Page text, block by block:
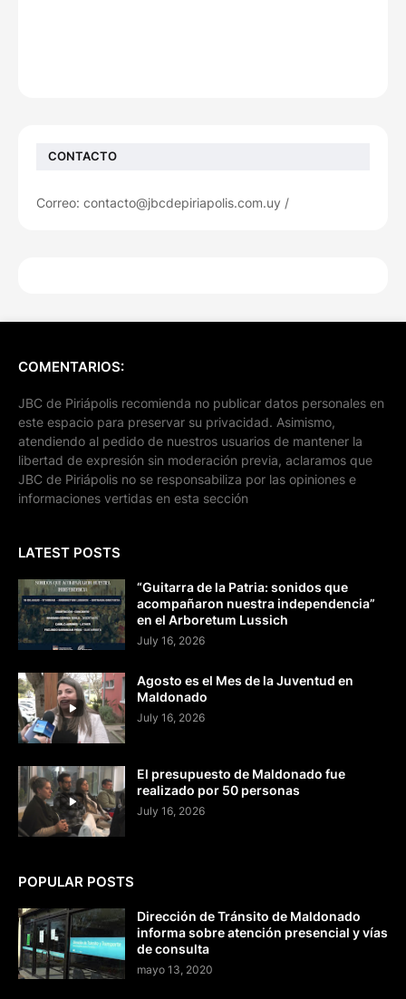
CONTACTO
Correo: contacto@jbcdepiriapolis.com.uy /
COMENTARIOS:
JBC de Piriápolis recomienda no publicar datos personales en
este espacio para preservar su privacidad. Asimismo,
atendiendo al pedido de nuestros usuarios de mantener la
libertad de expresión sin moderación previa, aclaramos que
JBC de Piriápolis no se responsabiliza por las opiniones e
informaciones vertidas en esta sección
LATEST POSTS
“Guitarra de la Patria: sonidos que
acompañaron nuestra independencia”
en el Arboretum Lussich
July 16, 2026
Agosto es el Mes de la Juventud en
Maldonado
July 16, 2026
El presupuesto de Maldonado fue
realizado por 50 personas
July 16, 2026
POPULAR POSTS
Dirección de Tránsito de Maldonado
informa sobre atención presencial y vías
de consulta
mayo 13, 2020